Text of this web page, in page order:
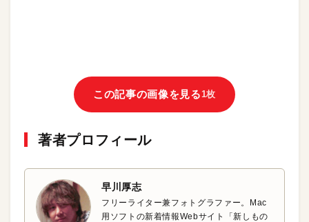
この記事の画像を見る 1枚
著者プロフィール
早川厚志
フリーライター兼フォトグラファー。Mac
用ソフトの新着情報Webサイト「新しもの